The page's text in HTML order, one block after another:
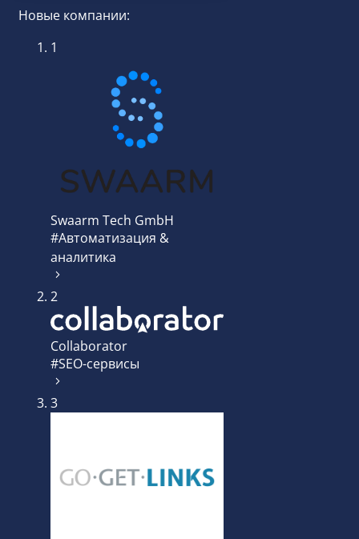
Новые компании:
1
Swaarm Tech GmbH
#Автоматизация &
аналитика
2
Collaborator
#SEO-сервисы
3